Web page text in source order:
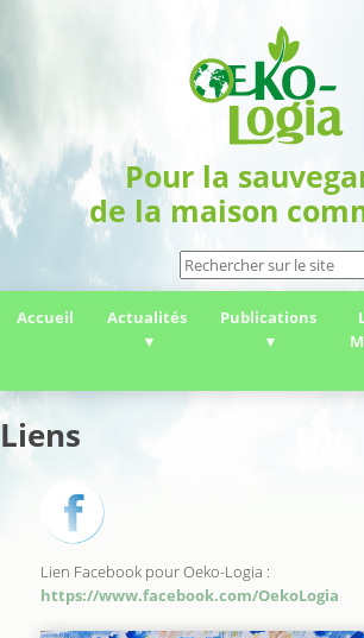
Pour la
de la maison
Accueil Actualités Publications
Liens
Lien Facebook pour Oeko-Logia :
https://www.facebook.com/OekoLogia